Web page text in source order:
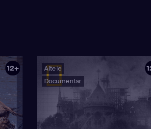
12+
Altele
Documentar